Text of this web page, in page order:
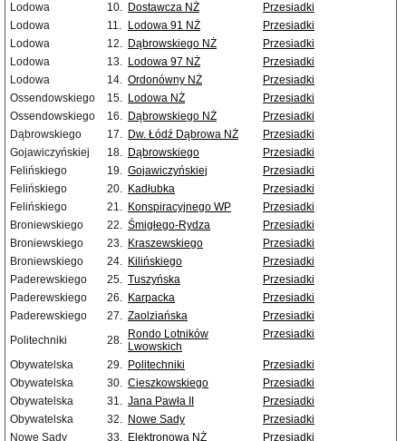
Lodowa
10. Dostawcza NŻ
Przesiadki
Lodowa
11. Lodowa 91 NŻ
Przesiadki
Lodowa
12. Dąbrowskiego NŻ
Przesiadki
Lodowa
13. Lodowa 97 NŻ
Przesiadki
Lodowa
14. Ordonówny NŻ
Przesiadki
Ossendowskiego
15. Lodowa NŻ
Przesiadki
Ossendowskiego
16. Dąbrowskiego NŻ
Przesiadki
Dąbrowskiego
17. Dw. Łódź Dąbrowa NŻ
Przesiadki
Gojawiczyńskiej
18. Dąbrowskiego
Przesiadki
Felińskiego
19. Gojawiczyńskiej
Przesiadki
Felińskiego
20. Kadłubka
Przesiadki
Felińskiego
21. Konspiracyjnego WP
Przesiadki
Broniewskiego
22. Śmigłego-Rydza
Przesiadki
Broniewskiego
23. Kraszewskiego
Przesiadki
Broniewskiego
24. Kilińskiego
Przesiadki
Paderewskiego
25. Tuszyńska
Przesiadki
Paderewskiego
26. Karpacka
Przesiadki
Paderewskiego
27. Zaolziańska
Przesiadki
Politechniki
28. Rondo Lotników
Lwowskich
Przesiadki
Obywatelska 29. Politechniki
Przesiadki
Obywatelska
30. Cieszkowskiego
Przesiadki
Obywatelska
31. Jana Pawła II
Przesiadki
Obywatelska
32. Nowe Sady
Przesiadki
Nowe Sady
33. Elektronowa NŻ
Przesiadki